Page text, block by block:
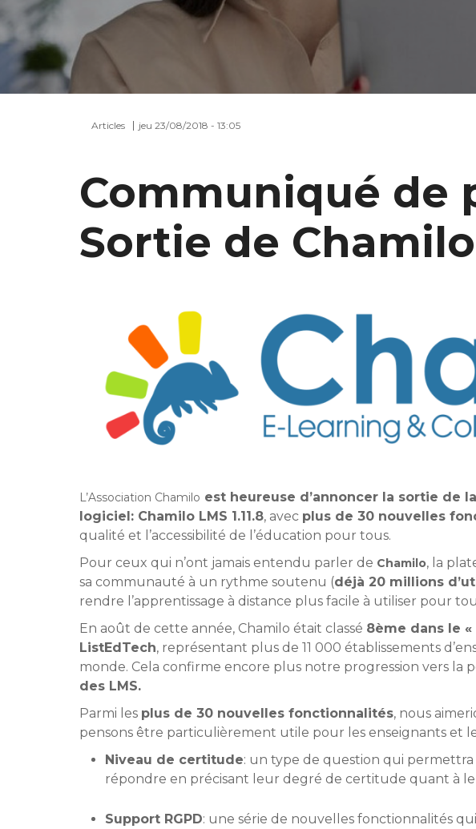
Articles jeu 23/08/2018 - 13:05
Communiqué de
Sortie de Chamilo
L’Association Chamilo est heureuse d’annoncer la sortie de
logiciel: Chamilo LMS 1.11.8, avec plus de 30 nouvelles
qualité et l’accessibilité de l’éducation pour tous.
Pour ceux qui n’ont jamais entendu parler de Chamilo, la
sa communauté à un rythme soutenu (déjà 20 millions
rendre l’apprentissage à distance plus facile à utiliser pour
En août de cette année, Chamilo était classé 8ème dans le
ListEdTech, représentant plus de 11 000 établissements
monde. Cela confirme encore plus notre progression vers la
des LMS.
Parmi les plus de 30 nouvelles fonctionnalités, nous
pensons être particulièrement utile pour les enseignants et
Niveau de certitude: un type de question qui
répondre en précisant leur degré de certitude quant à
Support RGPD: une série de nouvelles fonctionnalités